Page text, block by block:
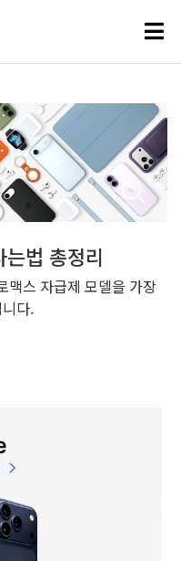
법 총정리
맥스 자급제 모델을 가장
다.